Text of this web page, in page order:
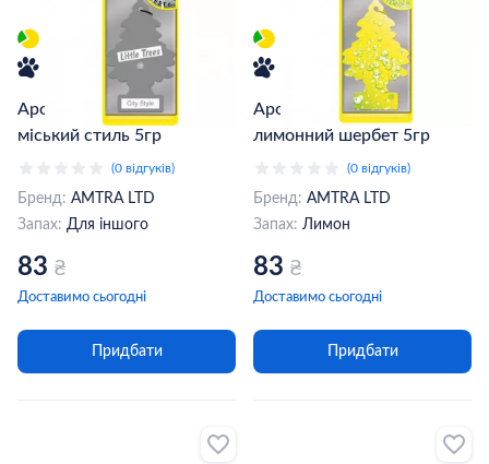
Ароматизатор Little Trees,
міський стиль 5гр
(0 відгуків)
Бренд: AMTRA LTD
Запах: Для іншого
83 ₴
Доставимо сьогодні
Придбати
Ароматизатор Little Trees,
лимонний шербет 5гр
(0 відгуків)
Бренд: AMTRA LTD
Запах: Лимон
83 ₴
Доставимо сьогодні
Придбати